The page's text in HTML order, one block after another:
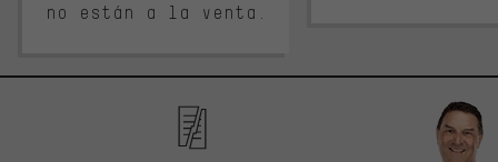
no están a la venta.